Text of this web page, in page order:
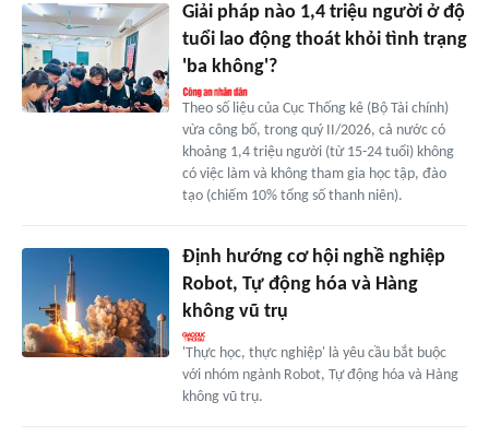
Giải pháp nào 1,4 triệu người ở độ
tuổi lao động thoát khỏi tình trạng
'ba không'?
Theo số liệu của Cục Thống kê (Bộ Tài chính)
vừa công bố, trong quý II/2026, cả nước có
khoảng 1,4 triệu người (từ 15-24 tuổi) không
có việc làm và không tham gia học tập, đào
tạo (chiếm 10% tổng số thanh niên).
Định hướng cơ hội nghề nghiệp
Robot, Tự động hóa và Hàng
không vũ trụ
'Thực học, thực nghiệp' là yêu cầu bắt buộc
với nhóm ngành Robot, Tự động hóa và Hàng
không vũ trụ.